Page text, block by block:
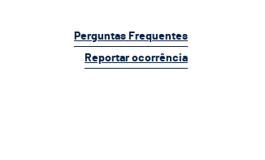
Perguntas Frequentes
Reportar ocorrência